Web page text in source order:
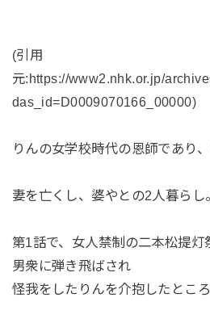
(引用
元:https://www2.nhk.or.jp/
das_id=D0009070166_00000)
りんの女学校時代の恩師であり
妻を亡くし、婆やとの2人暮らし
第1話で、女人禁制の二本松提灯
男衆に弾き飛ばされ
怪我をしたりんを介抱したとこ